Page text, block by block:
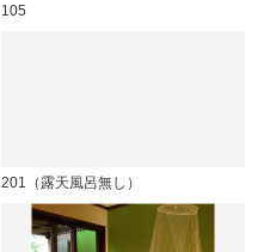
105
201（露天風呂無し）